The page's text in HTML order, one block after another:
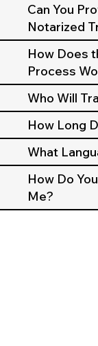
Can You
Notarized
How Does
Process
Who Will
How Long
What
How Do
Me?